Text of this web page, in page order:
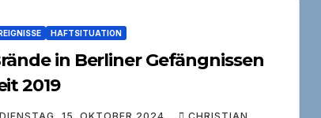
HAFTSITUATION
in Berliner Gefängnissen
2019